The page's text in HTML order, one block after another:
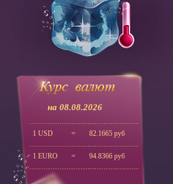
на 08.08.2026
1 USD = 82.1665 руб
1 EURO = 94.8366 руб